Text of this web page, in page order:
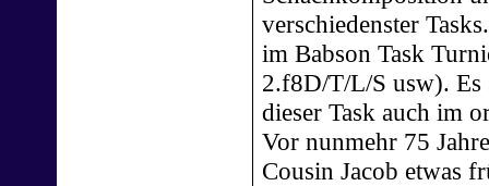
verschiedenster
im Babson Task
2.f8D/T/L/S usw). Es
dieser Task auch im
Vor nunmehr 75
Cousin Jacob etwas